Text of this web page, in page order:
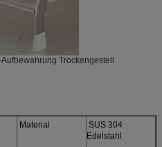
Trockengestell
Material
SUS 304
Edelstahl